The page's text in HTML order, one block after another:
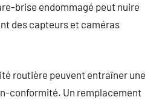
brise endommagé peut nuire
des capteurs et caméras
routière peuvent entraîner une
conformité. Un remplacement